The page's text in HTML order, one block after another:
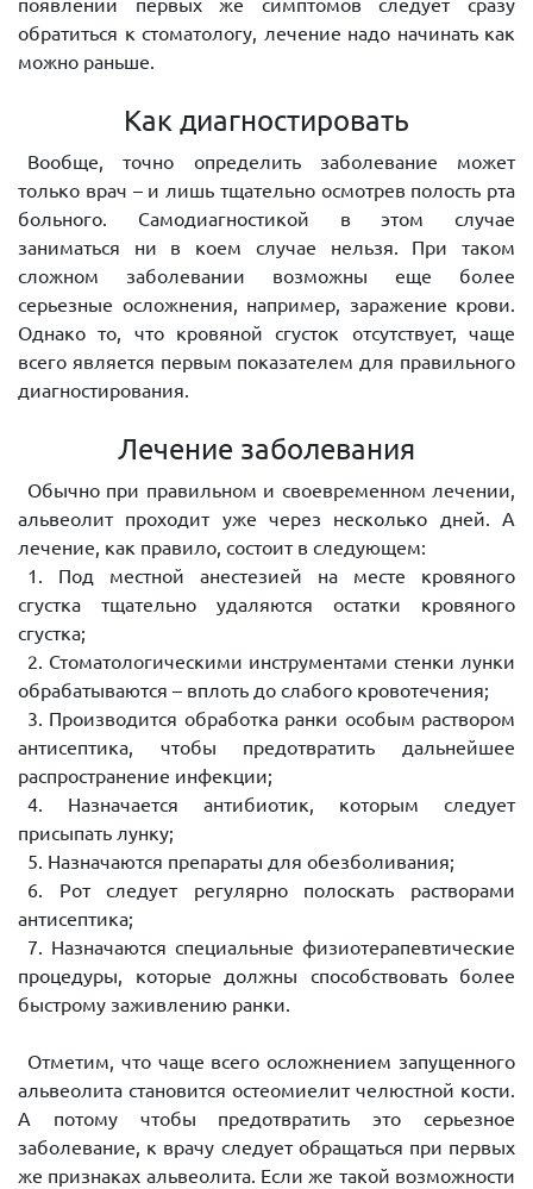
обратиться к стоматологу, лечение надо начинать как
можно раньше.
Как диагностировать
Вообще, точно определить заболевание может
только врач – и лишь тщательно осмотрев полость рта
больного. Самодиагностикой в этом случае
заниматься ни в коем случае нельзя. При таком
сложном заболевании возможны еще более
серьезные осложнения, например, заражение крови.
Однако то, что кровяной сгусток отсутствует, чаще
всего является первым показателем для правильного
диагностирования.
Лечение заболевания
Обычно при правильном и своевременном лечении,
альвеолит проходит уже через несколько дней. А
лечение, как правило, состоит в следующем:
1. Под местной анестезией на месте кровяного
сгустка тщательно удаляются остатки кровяного
сгустка;
2. Стоматологическими инструментами стенки лунки
обрабатываются – вплоть до слабого кровотечения;
3. Производится обработка ранки особым раствором
антисептика, чтобы предотвратить дальнейшее
распространение инфекции;
4. Назначается антибиотик, которым следует
присыпать лунку;
5. Назначаются препараты для обезболивания;
6. Рот следует регулярно полоскать растворами
антисептика;
7. Назначаются специальные физиотерапевтические
процедуры, которые должны способствовать более
быстрому заживлению ранки.
Отметим, что чаще всего осложнением запущенного
альвеолита становится остеомиелит челюстной кости.
А потому чтобы предотвратить это серьезное
заболевание, к врачу следует обращаться при первых
же признаках альвеолита. Если же такой возможности